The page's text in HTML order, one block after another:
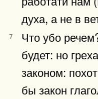
духа, а не в
7
Что убо
будет: но
законом:
бы закон